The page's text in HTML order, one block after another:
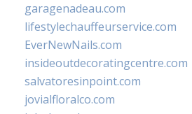
garagenadeau.com
lifestylechauffeurservice.com
EverNewNails.com
insideoutdecoratingcentre.com
salvatoresinpoint.com
jovialfloralco.com